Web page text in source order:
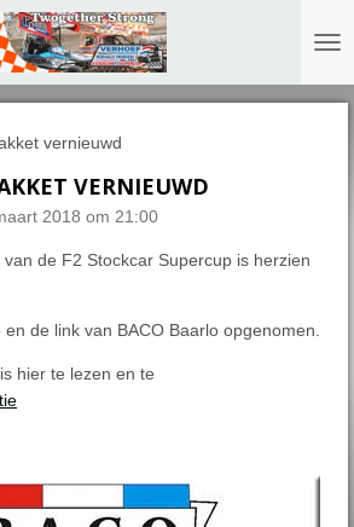
vernieuwd
VERNIEUWD
2018 om 21:00
de F2 Stockcar Supercup is herzien
de link van BACO Baarlo opgenomen.
hier te lezen en te